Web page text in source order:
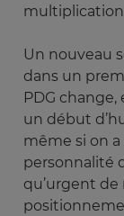
Un nouveau
dans un
PDG
un début
même si on
personnalité
qu’urgent de